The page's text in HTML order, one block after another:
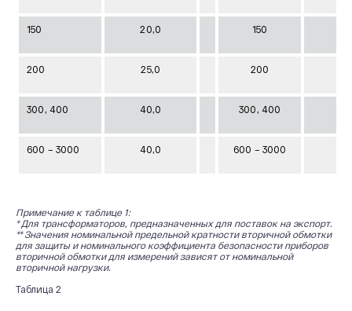
150 20,0 150
200 25,0 200
300, 400 40,0 300, 400
600 – 3000 40,0 600 – 3000
Примечание к таблице 1:
* Для трансформаторов, предназначенных для поставок на экспорт.
** Значения номинальной предельной кратности вторичной обмотки
для защиты и номинального коэффициента безопасности приборов
вторичной обмотки для измерений зависят от номинальной
вторичной нагрузки.
Таблица 2